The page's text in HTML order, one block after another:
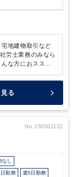
地建物取引など
労士業務のみなら
んな方におスス
ップアップ・成
時間を大切に働
る
No.JS0001122
なし
勤務 週5日勤務